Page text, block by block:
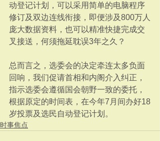
动登记计划，可以采用简单的电脑程序
修订及双边连线衔接，即便涉及800万人
庞大数据资料，也可以精准快捷完成交
叉接送，何须拖延耽误3年之久？
总而言之，选委会的决定牵连太多负面
回响，我们促请首相和内阁介入纠正，
指示选委会遵循国会朝野一致的委托，
根据原定的时间表，在今年7月间办好18
岁投票及选民自动登记计划。
时事焦点